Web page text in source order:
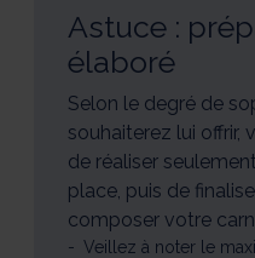
Astuce :
élaboré
Selon le degré de
souhaiterez lui offrir,
de réaliser
place, puis de
composer votre
Veillez à noter le